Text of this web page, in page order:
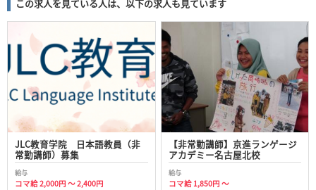
この求人を見ている人は、以下の求人も見ています
JLC教育学院 日本語教員（非
常勤講師）募集
給与
コマ給 2,000円 ～ 2,400円
【非常勤講師】京進ランゲージ
アカデミー名古屋北校
給与
コマ給 1,850円 ～